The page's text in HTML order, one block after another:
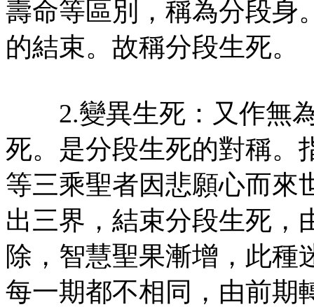
壽命等區別，稱為分段身
的結束。故稱分段生死。
2.變異生死：又作無為
死。是分段生死的對稱。
等三乘聖者因悲願心而來
出三界，結束分段生死，
除，智慧聖果漸增，此種
每一期都不相同，由前期